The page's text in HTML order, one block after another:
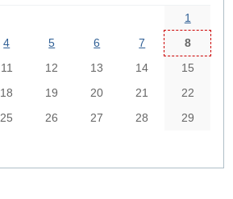
1
4 5 6 7
8
11 12 13 14
15
18 19 20 21
22
25 26 27 28
29